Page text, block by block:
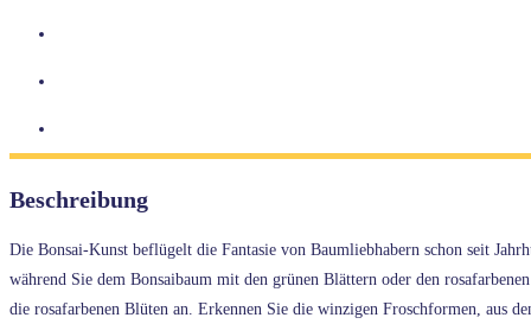
Baum
Beschreibung
Die Bonsai-Kunst beflügelt die Fantasie von Baumliebhabern schon seit
während Sie dem Bonsaibaum mit den grünen Blättern oder den
die rosafarbenen Blüten an. Erkennen Sie die winzigen Froschformen, aus